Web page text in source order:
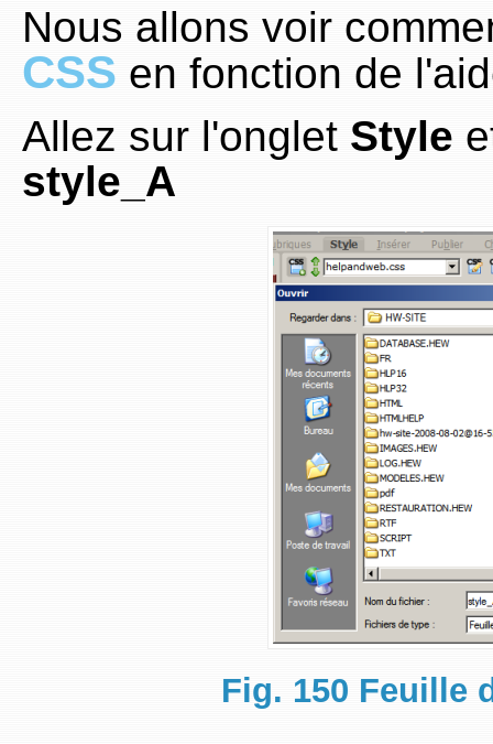
Nous allons voir
CSS en fonction de
Allez sur l'onglet Style
style_A
Fig. 150 Feuille